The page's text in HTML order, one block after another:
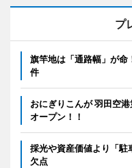
プ
旗竿地は「通路幅」が命
件
おにぎりこんが 羽田空
オープン！！
採光や資産価値より「
欠点